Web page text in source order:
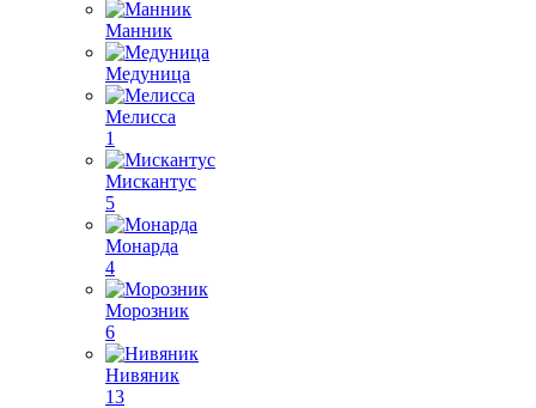
Манник
Медуница
Мелисса
1
Мискантус
5
Монарда
4
Морозник
6
Нивяник
13